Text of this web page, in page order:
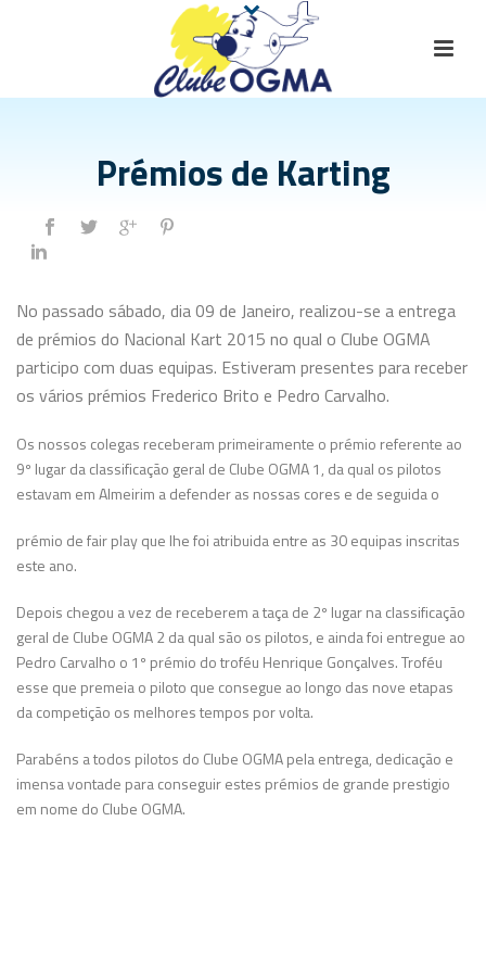
Prémios de Karting
No passado sábado, dia 09 de Janeiro, realizou-se a entrega
de prémios do Nacional Kart 2015 no qual o Clube OGMA
participo com duas equipas. Estiveram presentes para receber
os vários prémios Frederico Brito e Pedro Carvalho.
Os nossos colegas receberam primeiramente o prémio referente ao
9º lugar da classificação geral de Clube OGMA 1, da qual os pilotos
estavam em Almeirim a defender as nossas cores e de seguida o
prémio de fair play que lhe foi atribuida entre as 30 equipas inscritas
este ano.
Depois chegou a vez de receberem a taça de 2º lugar na classificação
geral de Clube OGMA 2 da qual são os pilotos, e ainda foi entregue ao
Pedro Carvalho o 1º prémio do troféu Henrique Gonçalves. Troféu
esse que premeia o piloto que consegue ao longo das nove etapas
da competição os melhores tempos por volta.
Parabéns a todos pilotos do Clube OGMA pela entrega, dedicação e
imensa vontade para conseguir estes prémios de grande prestigio
em nome do Clube OGMA.